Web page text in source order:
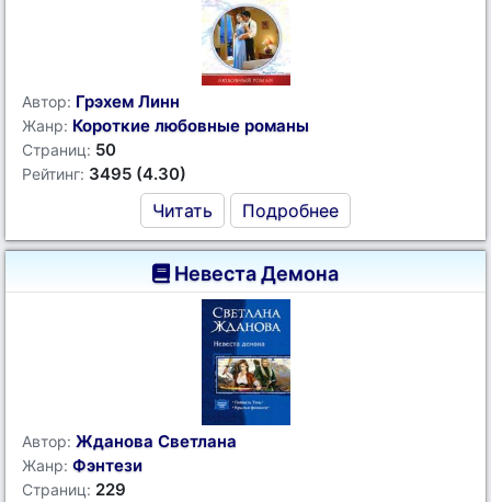
Автор: Грэхем Линн
Жанр: Короткие любовные романы
Страниц: 50
Рейтинг: 3495 (4.30)
Читать Подробнее
Невеста Демона
Автор: Жданова Светлана
Жанр: Фэнтези
Страниц: 229